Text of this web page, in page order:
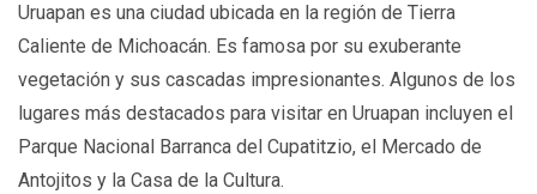
Uruapan es una ciudad ubicada en la región de Tierra
Caliente de Michoacán. Es famosa por su exuberante
vegetación y sus cascadas impresionantes. Algunos de los
lugares más destacados para visitar en Uruapan incluyen el
Parque Nacional Barranca del Cupatitzio, el Mercado de
Antojitos y la Casa de la Cultura.